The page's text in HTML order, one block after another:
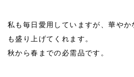
私も毎日愛用していますが、華や
も盛り上げてくれます。
秋から春までの必需品です。